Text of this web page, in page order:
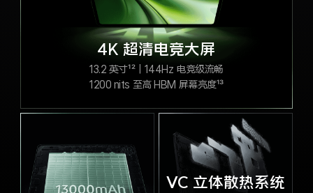
4K 超清电竞大屏
13.2 英寸¹²｜144Hz 电竞级流畅
1200 nits 至高 HBM 屏幕亮度¹³
VC 立体散热系统